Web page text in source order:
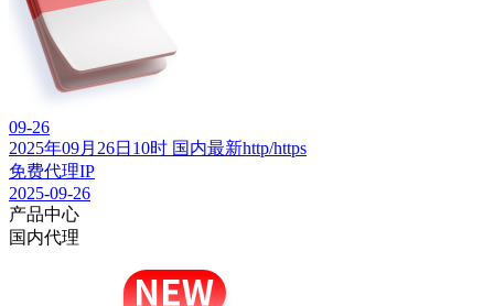
09-26
2025年09月26日10时 国内最新http/https
免费代理IP
2025-09-26
产品中心
国内代理